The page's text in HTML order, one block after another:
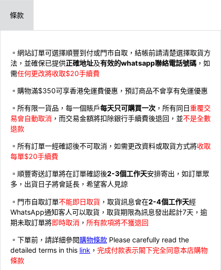
條款
。網站訂單可選擇順豐到付或門市自取，結帳前請清楚選擇取貨方
法，並確保已提供正確地址及有效的whatsapp聯絡電話號碼 ，如
需任何更改將收取$20手續費
。購物滿$350可享香港免運費優惠，預訂商品不會享有免運優惠
。所有限一貨品，每一個賬戶每天只可購買一次 ，所有同日重覆交
易會自動取消 ，而交易金額將扣除銀行手續費後退回，並不是全數
退款
。所有訂單一經確認後不可取消，如需更改資料或取貨方式將收取
每單$20手續費
。順豐寄送訂單將在訂單確認後2-3個工作天安排寄出，如訂單眾
多，出貨日子將會延長，希望客人見諒
。門市自取訂單不能即日取貨 ，取貨訊息會在2-4個工作天經
WhatsApp通知客人可以取貨，取貨期限為訊息發出起計7天，逾
期未取訂單將即時取消 ， 所有款項將不獲退回
。下單前，請詳細參閱購物條款 Please carefully read the
detailed terms in this link ， 完成付款表示閣下完全同意本店購物
條款